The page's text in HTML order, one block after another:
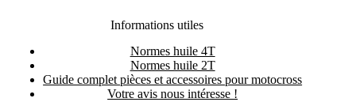
Informations utiles
Normes huile 4T
Normes huile 2T
Guide complet pièces et accessoires pour motocross
Votre avis nous intéresse !